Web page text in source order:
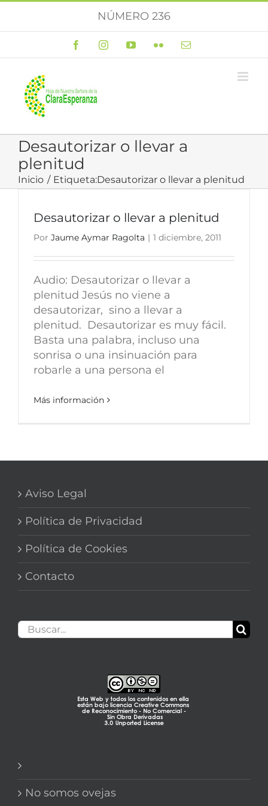
NÚMERO 236
FacebookInstagramYouTubeFlickr Correo
Desautorizar o llevar a
plenitud
Inicio Etiqueta:Desautorizar o llevar a plenitud
Desautorizar o llevar a plenitud
Por Jaume Aymar Ragolta | 1 diciembre, 2011
Audio: Desautorizar o llevar a
plenitud Jesús no viene a
desautorizar, sino a llevar a
plenitud. Desautorizar es muy fácil.
Basta una palabra, incluso una
sonrisa o una insinuación para
robarle a una persona el
Más información
Aviso Legal
Política de Privacidad
Política de Cookies
Contacto
Buscar:
No somos ovejas